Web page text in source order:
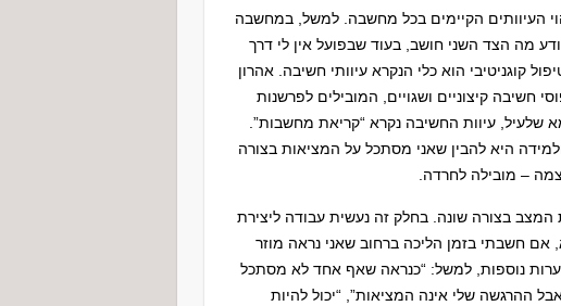
העיוותים הקיימים בכל מחשבה. למשל, במחשבה
מה הצד השני חושב, בעוד שבפועל אין לי דרך
קוגניטיבי הוא כלי הנקרא עיוותי חשיבה. אהרון
חשיבה קיצוניים ושגויים, המובילים לפרשנות
שלעיל, עיוות החשיבה נקרא “קריאת מחשבות”.
היא להבין שאני מסתכל על המציאות בצורה
– מובילה לחרדה.
בצורה שונה. בחלק זה נעשית עבודה ליצירת
אם חשבתי בזמן הליכה ברחוב שאני נראה מוזר
נוספות, למשל: “כנראה שאף אחד לא מסתכל
ההרגשה שלי אינה המציאות”, “יכול להיות